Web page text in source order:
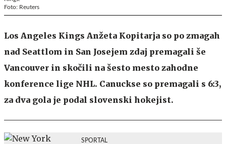
Foto: Reuters
Los Angeles Kings Anžeta Kopitarja so po zmagah
nad Seattlom in San Josejem zdaj premagali še
Vancouver in skočili na šesto mesto zahodne
konference lige NHL. Canuckse so premagali s 6:3,
za dva gola je podal slovenski hokejist.
SPORTAL